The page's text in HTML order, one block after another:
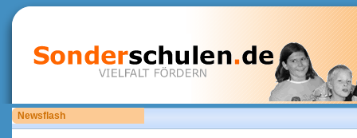
Newsflash